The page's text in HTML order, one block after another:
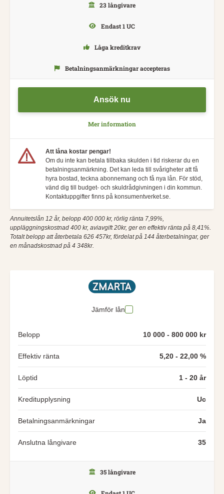
Ansök nu
Mer information
23 långivare
Endast 1 UC
Låga kreditkrav
Betalningsanmärkningar accepteras
Att låna kostar pengar!
Om du inte kan betala tillbaka skulden i tid riskerar du en
betalningsanmärkning. Det kan leda till svårigheter att få
hyra bostad, teckna abonnemang och få nya lån. För stöd,
vänd dig till budget- och skuldrådgivningen i din kommun.
Kontaktuppgifter finns på konsumentverket.se.
Annuitetslån 12 år, belopp 400 000 kr, rörlig ränta 7,99%,
uppläggningskostnad 400 kr, aviavgift 20kr, ger en effektiv ränta på 8,41%.
Totalt belopp att återbetala 626 457kr, fördelat på 144 återbetalningar, ger
en månadskostnad på 4 348kr.
Jämför lån
Belopp 10 000 - 800 000 kr
Effektiv ränta 5,20 - 22,00 %
Löptid 1 - 20 år
Kreditupplysning Uc
Betalningsanmärkningar Ja
Anslutna långivare 35
35 långivare